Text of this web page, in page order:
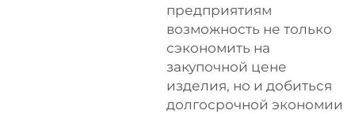
предприятиям
возможность не только
сэкономить на
закупочной цене
изделия, но и добиться
долгосрочной экономии